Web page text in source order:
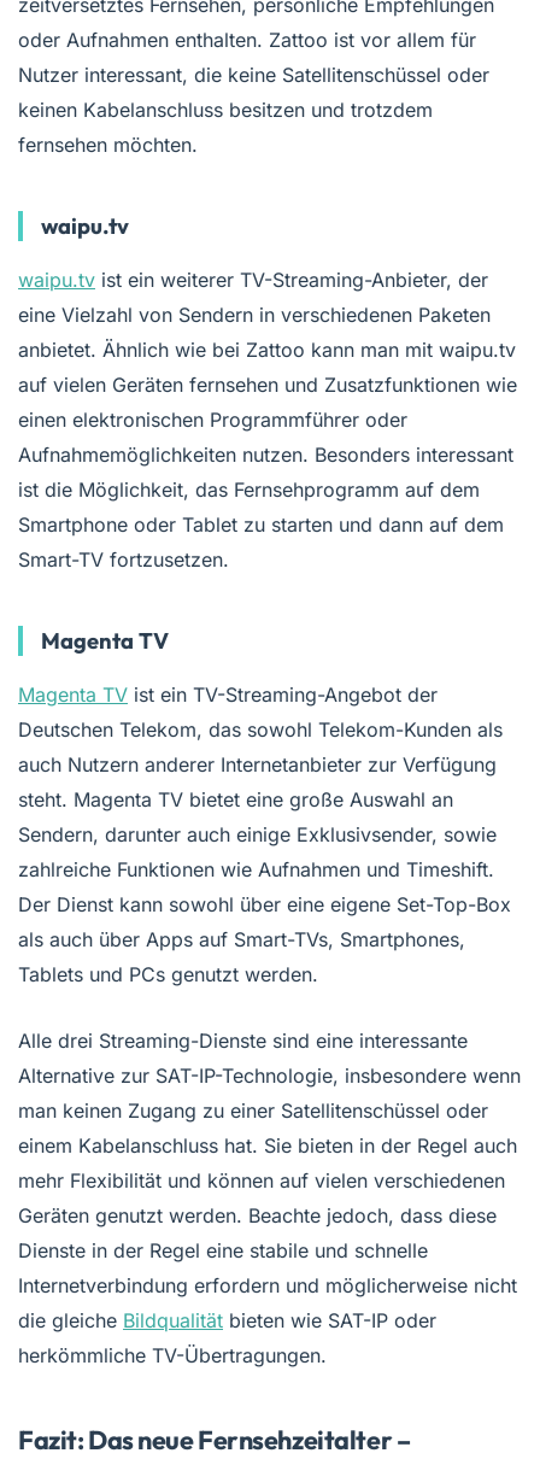
zeitversetztes Fernsehen, persönliche Empfehlungen
oder Aufnahmen enthalten. Zattoo ist vor allem für
Nutzer interessant, die keine Satellitenschüssel oder
keinen Kabelanschluss besitzen und trotzdem
fernsehen möchten.
waipu.tv
waipu.tv ist ein weiterer TV-Streaming-Anbieter, der
eine Vielzahl von Sendern in verschiedenen Paketen
anbietet. Ähnlich wie bei Zattoo kann man mit waipu.tv
auf vielen Geräten fernsehen und Zusatzfunktionen wie
einen elektronischen Programmführer oder
Aufnahmemöglichkeiten nutzen. Besonders interessant
ist die Möglichkeit, das Fernsehprogramm auf dem
Smartphone oder Tablet zu starten und dann auf dem
Smart-TV fortzusetzen.
Magenta TV
Magenta TV ist ein TV-Streaming-Angebot der
Deutschen Telekom, das sowohl Telekom-Kunden als
auch Nutzern anderer Internetanbieter zur Verfügung
steht. Magenta TV bietet eine große Auswahl an
Sendern, darunter auch einige Exklusivsender, sowie
zahlreiche Funktionen wie Aufnahmen und Timeshift.
Der Dienst kann sowohl über eine eigene Set-Top-Box
als auch über Apps auf Smart-TVs, Smartphones,
Tablets und PCs genutzt werden.
Alle drei Streaming-Dienste sind eine interessante
Alternative zur SAT-IP-Technologie, insbesondere wenn
man keinen Zugang zu einer Satellitenschüssel oder
einem Kabelanschluss hat. Sie bieten in der Regel auch
mehr Flexibilität und können auf vielen verschiedenen
Geräten genutzt werden. Beachte jedoch, dass diese
Dienste in der Regel eine stabile und schnelle
Internetverbindung erfordern und möglicherweise nicht
die gleiche Bildqualität bieten wie SAT-IP oder
herkömmliche TV-Übertragungen.
Fazit: Das neue Fernsehzeitalter –